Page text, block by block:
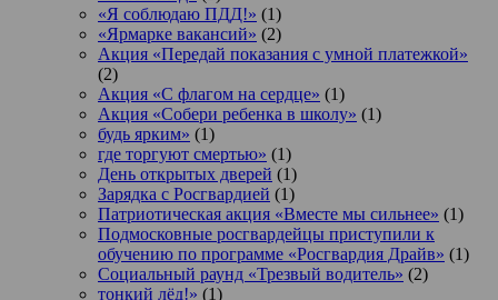
«Я соблюдаю ПДД!» (1)
«Ярмарке вакансий» (2)
Акция «Передай показания с умной платежкой»
(2)
Акция «С флагом на сердце» (1)
Акция «Собери ребенка в школу» (1)
будь ярким» (1)
где торгуют смертью» (1)
День открытых дверей (1)
Зарядка с Росгвардией (1)
Патриотическая акция «Вместе мы сильнее» (1)
Подмосковные росгвардейцы приступили к
обучению по программе «Росгвардия Драйв» (1)
Социальный раунд «Трезвый водитель» (2)
тонкий лёд!» (1)